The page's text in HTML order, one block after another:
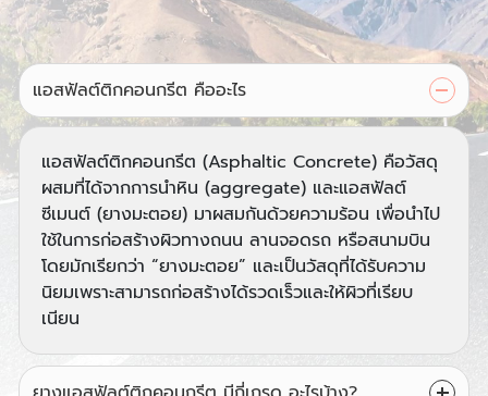
แอสฟัลต์ติกคอนกรีต คืออะไร
แอสฟัลต์ติกคอนกรีต (Asphaltic Concrete) คือวัสดุ
ผสมที่ได้จากการนำหิน (aggregate) และแอสฟัลต์
ซีเมนต์ (ยางมะตอย) มาผสมกันด้วยความร้อน เพื่อนำไป
ใช้ในการก่อสร้างผิวทางถนน ลานจอดรถ หรือสนามบิน
โดยมักเรียกว่า “ยางมะตอย” และเป็นวัสดุที่ได้รับความ
นิยมเพราะสามารถก่อสร้างได้รวดเร็วและให้ผิวที่เรียบ
เนียน